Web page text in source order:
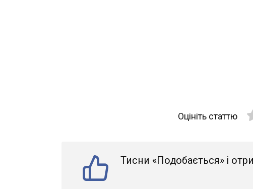
Оцініть статтю
Тисни «Подобається» і